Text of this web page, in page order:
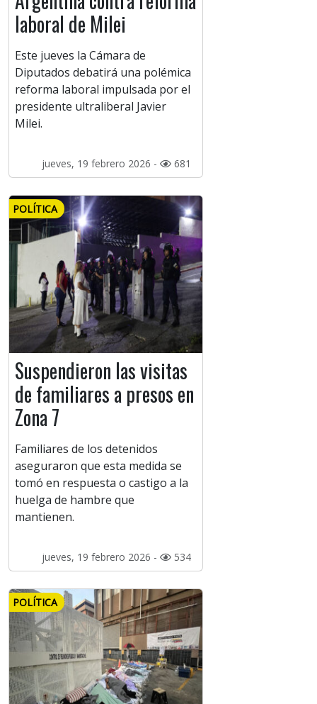
laboral de Milei
Este jueves la Cámara de
Diputados debatirá una polémica
reforma laboral impulsada por el
presidente ultraliberal Javier
Milei.
jueves, 19 febrero 2026 - 681
POLÍTICA
Suspendieron las visitas
de familiares a presos en
Zona 7
Familiares de los detenidos
aseguraron que esta medida se
tomó en respuesta o castigo a la
huelga de hambre que
mantienen.
jueves, 19 febrero 2026 - 534
POLÍTICA